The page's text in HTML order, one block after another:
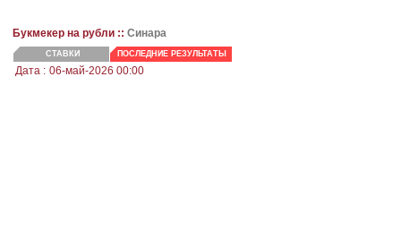
Букмекер на рубли :: Синара
СТАВКИ ПОСЛЕДНИЕ РЕЗУЛЬТАТЫ
Дата : 06-май-2026 00:00